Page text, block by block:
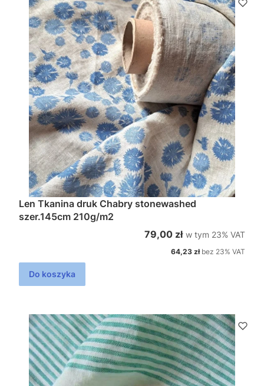
Len Tkanina druk Chabry stonewashed
szer.145cm 210g/m2
Cena brutto
79,00 zł w tym %s VAT
w tym 23% VAT
Cena netto
64,23 zł bez 23% VAT
Do koszyka